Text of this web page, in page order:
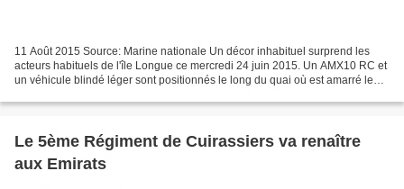
11 Août 2015 Source: Marine nationale Un décor inhabituel surprend les
acteurs habituels de l'île Longue ce mercredi 24 juin 2015. Un AMX10 RC et
un véhicule blindé léger sont positionnés le long du quai où est amarré le
Le 5ème Régiment de Cuirassiers va renaître
aux Emirats